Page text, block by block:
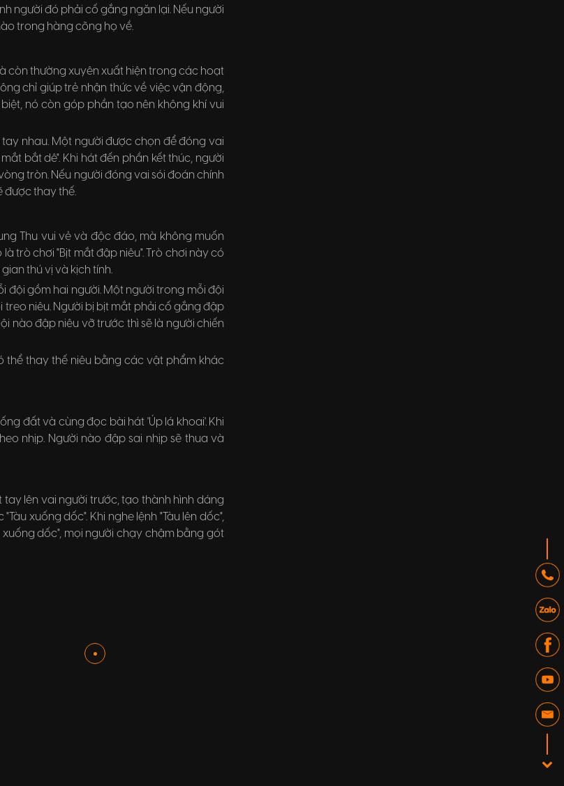
người đó phải cố gắng ngăn lại. Nếu người
trong hàng cõng họ về.
còn thường xuyên xuất hiện trong các hoạt
chỉ giúp trẻ nhận thức về việc vận động,
nó còn góp phần tạo nên không khí vui
nhau. Một người được chọn để đóng vai
bắt dê". Khi hát đến phần kết thúc, người
tròn. Nếu người đóng vai sói đoán chính
được thay thế.
Thu vui vẻ và độc đáo, mà không muốn
trò chơi "Bịt mắt đập niêu". Trò chơi này có
thú vị và kịch tính.
đội gồm hai người. Một người trong mỗi đội
niêu. Người bị bịt mắt phải cố gắng đập
nào đập niêu vỡ trước thì sẽ là người chiến
thể thay thế niêu bằng các vật phẩm khác
đất và cùng đọc bài hát 'Úp lá khoai'. Khi
nhịp. Người nào đập sai nhịp sẽ thua và
lên vai người trước, tạo thành hình dáng
xuống dốc". Khi nghe lệnh "Tàu lên dốc",
xuống dốc", mọi người chạy chậm bằng gót